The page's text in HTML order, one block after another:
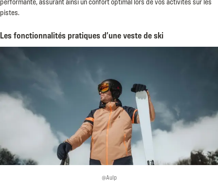
pistes.
Les fonctionnalités pratiques d’une veste de ski
@Aulp